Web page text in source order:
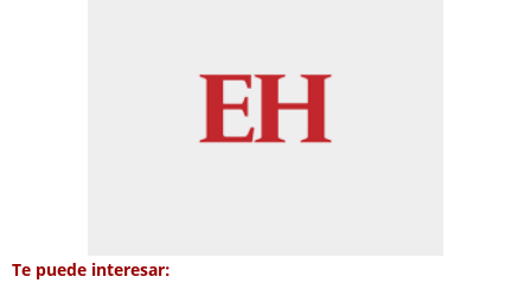
Te puede interesar: